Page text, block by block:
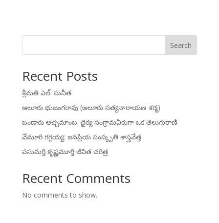
Search
Recent Posts
శ్రీమతి ఎల్. సునీత
ఆలూరు భుజంగరావు (ఆలూరు సత్యనారాయణ శర్మ)
బండారు అచ్చమాంబ: ధైర్య సంగ్రామవీరుగా ఒక తెలుగురాణి
వేమూరి గగ్గయ్య: జనప్రియ సంస్కృతి శాస్త్రవేత్త
పసుమర్తి కృష్ణమూర్తి జీవిత చరిత్ర
Recent Comments
No comments to show.